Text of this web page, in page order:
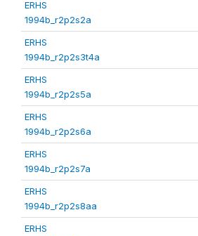
ERHS
1994b_r2p2s2a
ERHS
1994b_r2p2s3t4a
ERHS
1994b_r2p2s5a
ERHS
1994b_r2p2s6a
ERHS
1994b_r2p2s7a
ERHS
1994b_r2p2s8aa
ERHS